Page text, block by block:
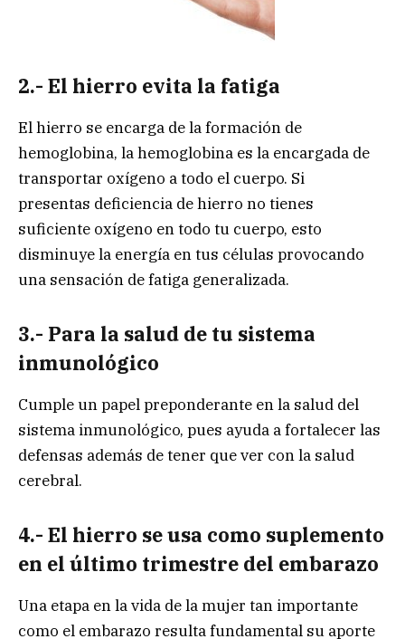
2.- El hierro evita la fatiga
El hierro se encarga de la formación de
hemoglobina, la hemoglobina es la encargada de
transportar oxígeno a todo el cuerpo. Si
presentas deficiencia de hierro no tienes
suficiente oxígeno en todo tu cuerpo, esto
disminuye la energía en tus células provocando
una sensación de fatiga generalizada.
3.- Para la salud de tu sistema
inmunológico
Cumple un papel preponderante en la salud del
sistema inmunológico, pues ayuda a fortalecer las
defensas además de tener que ver con la salud
cerebral.
4.- El hierro se usa como suplemento
en el último trimestre del embarazo
Una etapa en la vida de la mujer tan importante
como el embarazo resulta fundamental su aporte